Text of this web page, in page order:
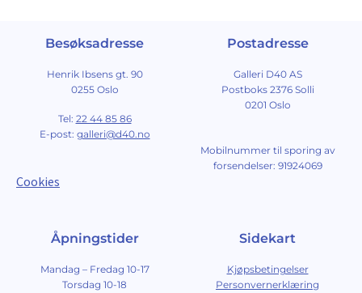
Besøksadresse
Henrik Ibsens gt. 90
0255 Oslo
Tel: 22 44 85 86
E-post: galleri@d40.no
Cookies
Postadresse
Galleri D40 AS
Postboks 2376 Solli
0201 Oslo
Mobilnummer til sporing av
forsendelser: 91924069
Åpningstider
Mandag – Fredag 10-17
Torsdag 10-18
Sidekart
Kjøpsbetingelser
Personvernerklæring